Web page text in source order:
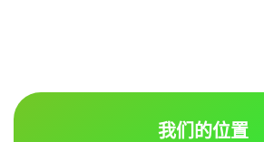
我们的位置